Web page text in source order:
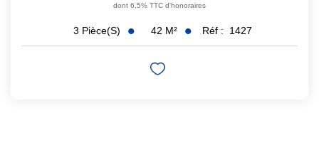
dont 6,5% TTC d'honoraires
3 Pièce(s) 42 M² Réf : 1427